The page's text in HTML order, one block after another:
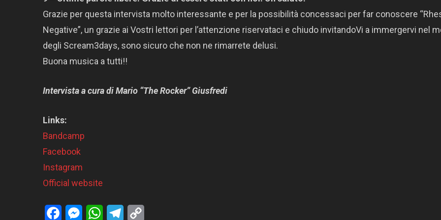
Grazie per questa intervista molto interessante e per la possibilità concessaci per far conoscere
Negative”, un grazie ai Vostri lettori per l’attenzione riservataci e chiudo invitandoVi a immergervi nel
degli Scream3days, sono sicuro che non ne rimarrete delusi.
Buona musica a tutti!!
Intervista a cura di Mario “The Rocker” Giusfredi
Links:
Bandcamp
Facebook
Instagram
Official website
FacebookMessengerWhatsAppTelegram